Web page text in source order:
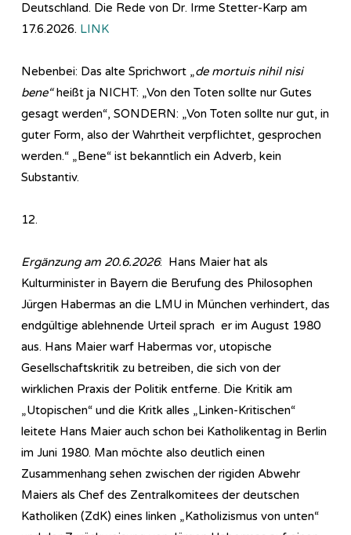
Deutschland. Die Rede von Dr. Irme Stetter-Karp am
17.6.2026. LINK
Nebenbei: Das alte Sprichwort „de mortuis nihil nisi
bene“heißt ja NICHT: „Von den Toten sollte nur Gutes
gesagt werden“, SONDERN: „Von Toten sollte nur gut, in
guter Form, also der Wahrtheit verpflichtet, gesprochen
werden.“ „Bene“ ist bekanntlich ein Adverb, kein
Substantiv.
12.
Ergänzung am 20.6.2026: Hans Maier hat als
Kulturminister in Bayern die Berufung des Philosophen
Jürgen Habermas an die LMU in München verhindert, das
endgültige ablehnende Urteil sprach er im August 1980
aus. Hans Maier warf Habermas vor, utopische
Gesellschaftskritik zu betreiben, die sich von der
wirklichen Praxis der Politik entferne. Die Kritik am
„Utopischen“ und die Kritk alles „Linken-Kritischen“
leitete Hans Maier auch schon bei Katholikentag in Berlin
im Juni 1980. Man möchte also deutlich einen
Zusammenhang sehen zwischen der rigiden Abwehr
Maiers als Chef des Zentralkomitees der deutschen
Katholiken (ZdK) eines linken „Katholizismus von unten“